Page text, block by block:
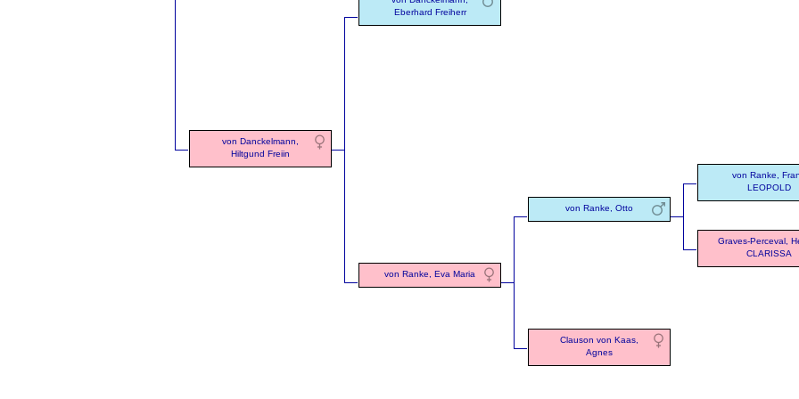
von Danckelmann,
Hiltgund Freiin
Eberhard Freiherr
von Ranke, Eva Maria
von Ranke, Otto
von Ranke,
LEOPOLD
Graves-Perceval,
CLARISSA
Clauson von Kaas,
Agnes